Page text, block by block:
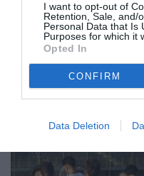
I want to opt-out of
Retention, Sale, and/
Personal Data that Is
Purposes for which it
Opted In
CONFIRM
Data Deletion